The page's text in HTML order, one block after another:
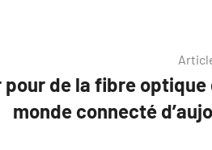
pour de la fibre optique
monde connecté